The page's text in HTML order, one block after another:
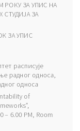
ЗА УПИС НА
ЗА
ЗА УПИС
расписује
радног односа,
односа
of
– 6.00 PM, Room